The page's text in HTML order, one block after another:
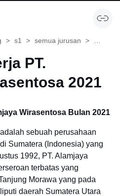
s1 semua jurusan
PT.
2021
Wirasentosa Bulan 2021
sebuah perusahaan
Sumatera (Indonesia) yang
1992, PT. Alamjaya
terbatas yang
Morawa yang pada
daerah Sumatera Utara